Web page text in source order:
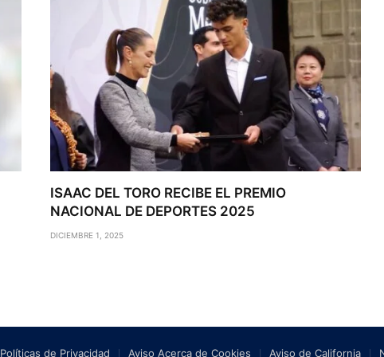
ISAAC DEL TORO RECIBE EL PREMIO
NACIONAL DE DEPORTES 2025
DICIEMBRE 1, 2025
Políticas de Privacidad Aviso Acerca de Cookies Aviso de California